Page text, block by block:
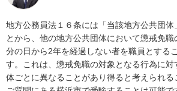
地方公務員法１６条には「当該地方公共団体
とから、他の地方公共団体において懲戒免
分の日から2年を経過しない者を職員とする
す。これは、懲戒免職の対象となる行為に
体ごとに異なることがあり得ると考えられる